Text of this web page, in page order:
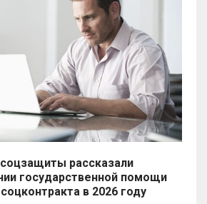
рассказали
государственной помощи
в 2026 году